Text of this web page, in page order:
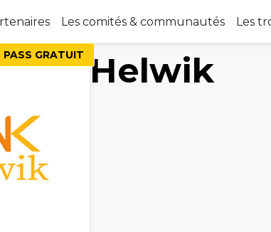
Les comités & communautés Les
GRATUIT Helwik